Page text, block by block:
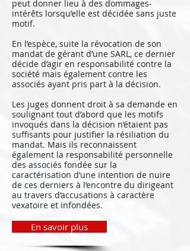
peut donner lieu à des dommages-
intérêts lorsqu’elle est décidée sans juste
motif.
En l’espèce, suite la révocation de son
mandat de gérant d’une SARL, ce dernier
décide d’agir en responsabilité contre la
société mais également contre les
associés ayant pris part à la décision.
Les juges donnent droit à sa demande en
soulignant tout d’abord que les motifs
invoqués dans la décision n’étaient pas
suffisants pour justifier la résiliation du
mandat. Mais ils reconnaissent
également la responsabilité personnelle
des associés fondée sur la
caractérisation d’une intention de nuire
de ces derniers à l’encontre du dirigeant
au travers d’accusations à caractère
vexatoire et infondées.
En savoir plus